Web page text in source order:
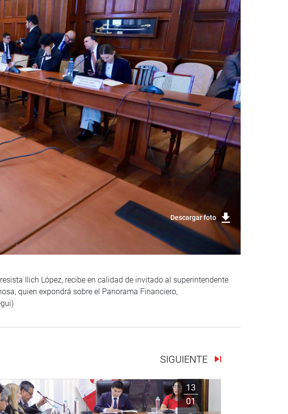
Descargar foto
Ilich López, recibe en calidad de invitado al superintendente
quien expondrá sobre el Panorama Financiero,
SIGUIENTE
13
01